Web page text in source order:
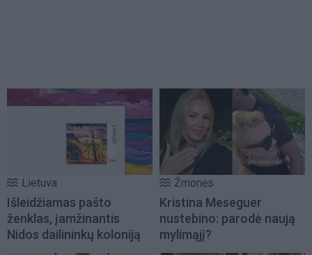
Lietuva
Išleidžiamas pašto
ženklas, įamžinantis
Nidos dailininkų koloniją
Žmonės
Kristina Meseguer
nustebino: parodė naują
mylimąjį?